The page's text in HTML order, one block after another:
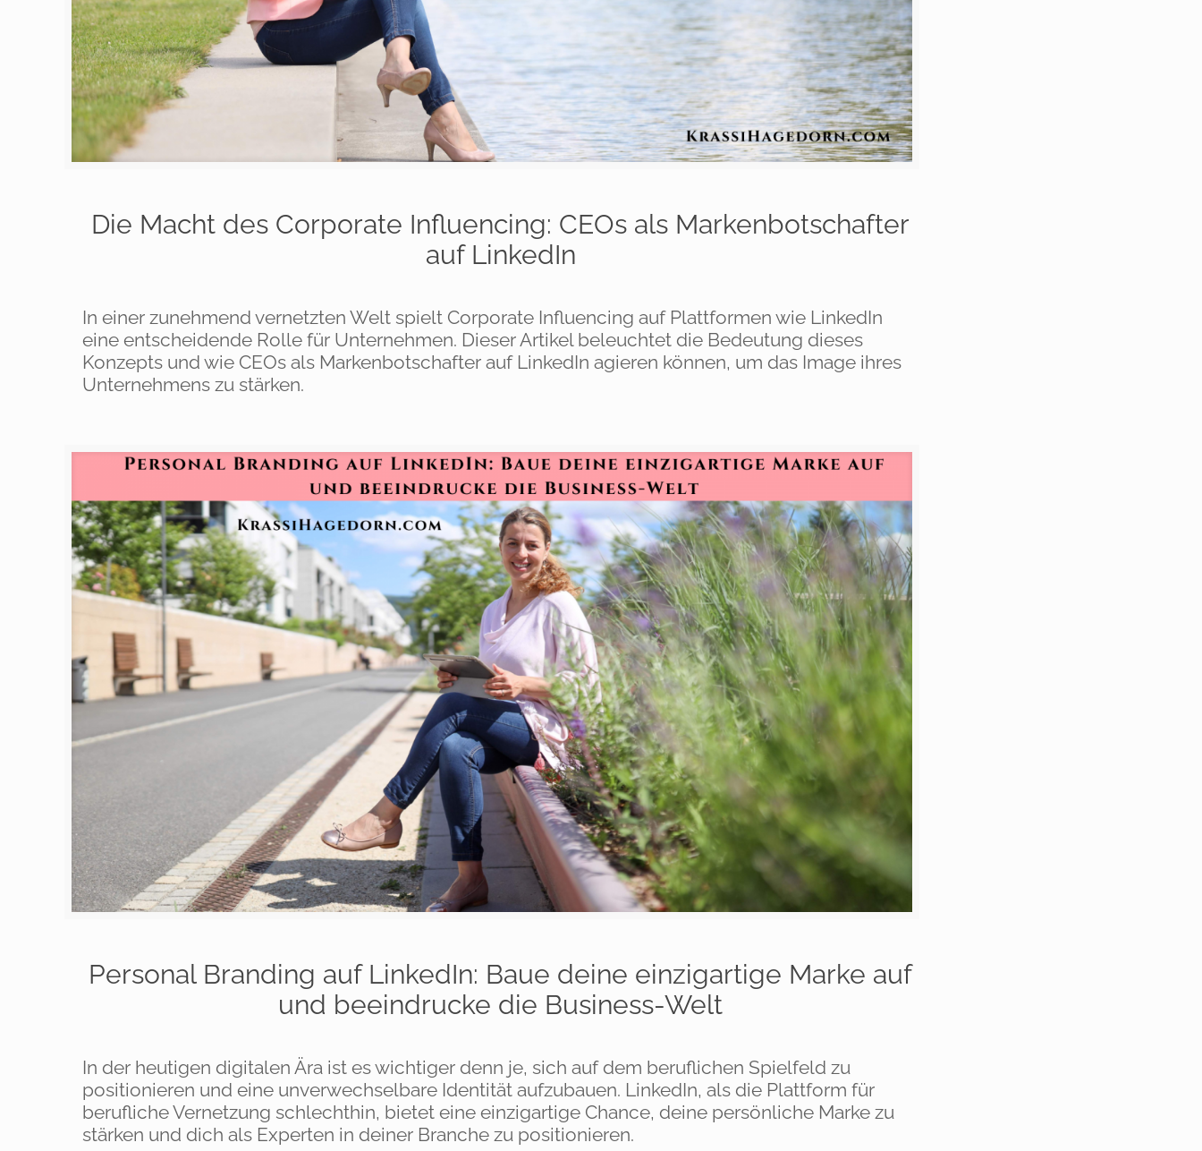
Die Macht des Corporate Influencing: CEOs als Markenbotschafter
auf LinkedIn
In einer zunehmend vernetzten Welt spielt Corporate Influencing auf Plattformen wie LinkedIn
eine entscheidende Rolle für Unternehmen. Dieser Artikel beleuchtet die Bedeutung dieses
Konzepts und wie CEOs als Markenbotschafter auf LinkedIn agieren können, um das Image ihres
Unternehmens zu stärken.
Personal Branding auf LinkedIn: Baue deine einzigartige Marke auf
und beeindrucke die Business-Welt
In der heutigen digitalen Ära ist es wichtiger denn je, sich auf dem beruflichen Spielfeld zu
positionieren und eine unverwechselbare Identität aufzubauen. LinkedIn, als die Plattform für
berufliche Vernetzung schlechthin, bietet eine einzigartige Chance, deine persönliche Marke zu
stärken und dich als Experten in deiner Branche zu positionieren.